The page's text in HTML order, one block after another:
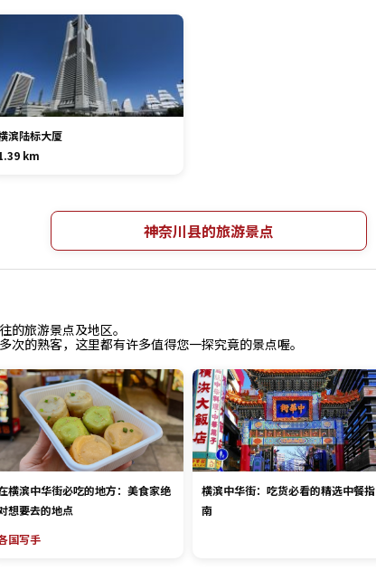
滨陆标大厦
km
神奈川县的旅游景点
的旅游景点及地区。
的熟客，这里都有许多值得您一探究竟的景点喔。
横滨中华街必吃的地方：美食家绝
想要去的地点
国写手
横滨中华街：吃货必看的精选中餐指
南